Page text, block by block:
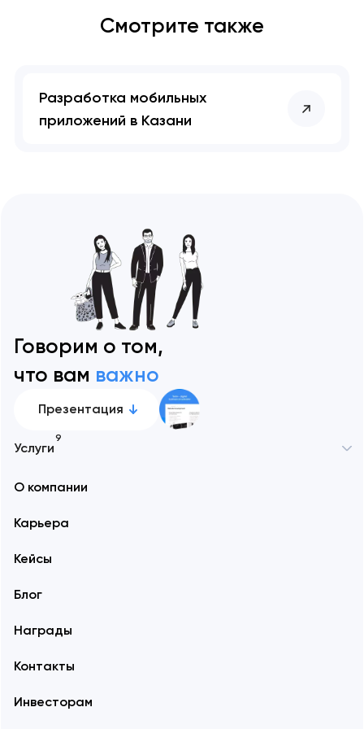
Смотрите также
Разработка мобильных
приложений в Казани
Говорим о том,
что вам важно
Презентация
Услуги
9
О компании
Карьера
Кейсы
Блог
Награды
Контакты
Инвесторам